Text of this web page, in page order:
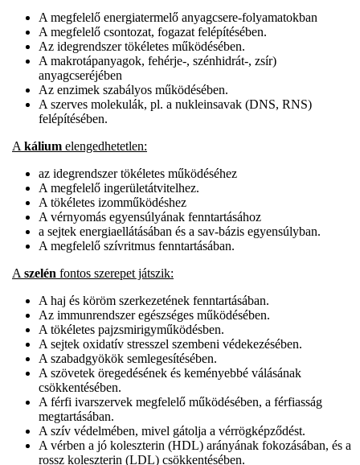
A megfelelő energiatermelő anyagcsere-folyamatokban
A megfelelő csontozat, fogazat felépítésében.
Az idegrendszer tökéletes működésében.
A makrotápanyagok, fehérje-, szénhidrát-, zsír)
anyagcseréjében
Az enzimek szabályos működésében.
A szerves molekulák, pl. a nukleinsavak (DNS, RNS)
felépítésében.
A kálium elengedhetetlen:
az idegrendszer tökéletes működéséhez
A megfelelő ingerületátvitelhez.
A tökéletes izomműködéshez
A vérnyomás egyensúlyának fenntartásához
a sejtek energiaellátásában és a sav-bázis egyensúlyban.
A megfelelő szívritmus fenntartásában.
A szelén fontos szerepet játszik:
A haj és köröm szerkezetének fenntartásában.
Az immunrendszer egészséges működésében.
A tökéletes pajzsmirigyműködésben.
A sejtek oxidatív stresszel szembeni védekezésében.
A szabadgyökök semlegesítésében.
A szövetek öregedésének és keményebbé válásának
csökkentésében.
A férfi ivarszervek megfelelő működésében, a férfiasság
megtartásában.
A szív védelmében, mivel gátolja a vérrögképződést.
A vérben a jó koleszterin (HDL) arányának fokozásában, és a
rossz koleszterin (LDL) csökkentésében.